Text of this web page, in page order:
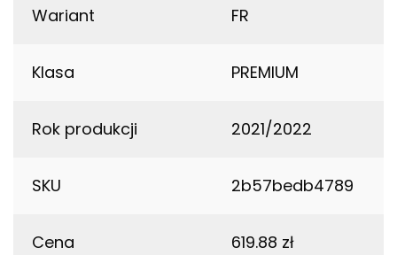
Wariant FR
Klasa PREMIUM
Rok produkcji 2021/2022
SKU 2b57bedb4789
Cena 619.88 zł